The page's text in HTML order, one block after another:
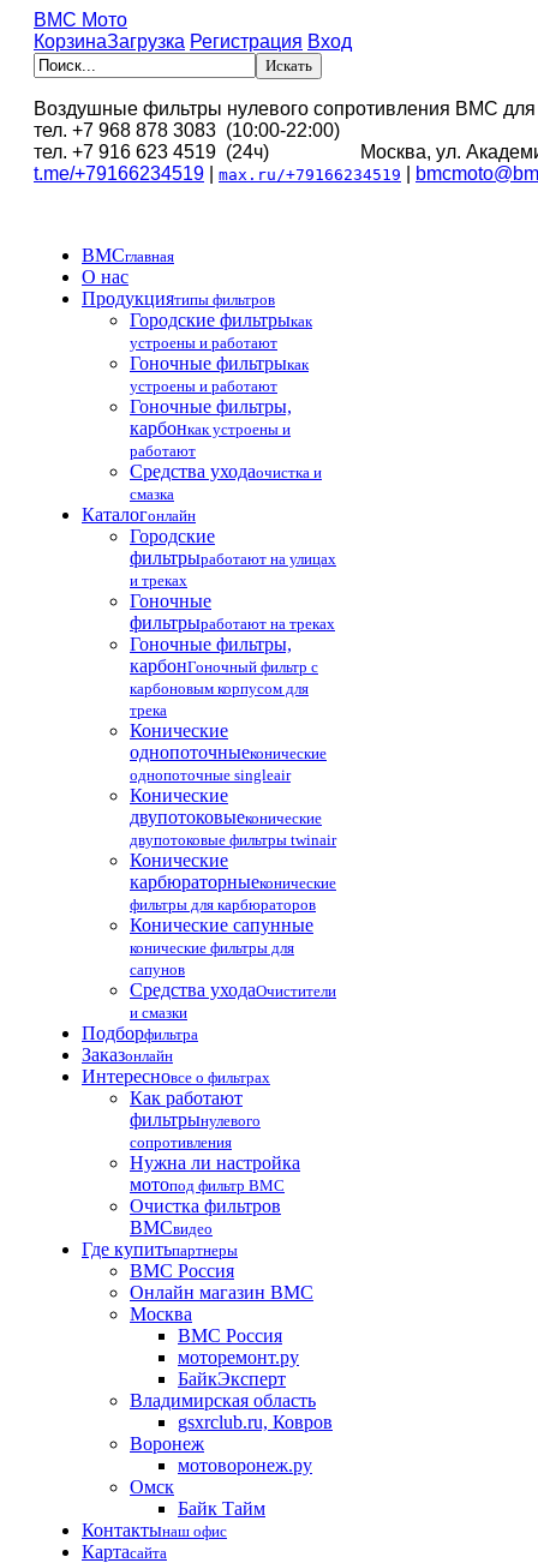
BMC Мото
КорзинаЗагрузка Регистрация Вход
Воздушные фильтры нулевого сопротивления BMC
тел. +7 968 878 3083 (10:00-22:00)
тел. +7 916 623 4519 (24ч) Москва, ул.
t.me/+79166234519
max.ru/+79166234519
BMCглавная
О нас
Продукциятипы фильтров
Городские фильтрыкак
устроены и работают
Гоночные фильтрыкак
устроены и работают
Гоночные фильтры,
карбонкак устроены и
работают
Средства уходаочистка и
смазка
Каталогонлайн
Городские
фильтрыработают на улицах
и треках
Гоночные
фильтрыработают на треках
Гоночные фильтры,
карбонГоночный фильтр с
карбоновым корпусом для
трека
Конические
однопоточныеконические
однопоточные singleair
Конические
двупотоковыеконические
двупотоковые фильтры twinair
Конические
карбюраторныеконические
фильтры для карбюраторов
Конические сапунные
конические фильтры для
сапунов
Средства уходаОчистители
и смазки
Подборфильтра
Заказонлайн
Интересновсе о фильтрах
Как работают
фильтрынулевого
сопротивления
Нужна ли настройка
мотопод фильтр BMC
Очистка фильтров
BMCвидео
Где купитьпартнеры
BMC Россия
Онлайн магазин BMC
Москва
BMC Россия
моторемонт.ру
БайкЭксперт
Владимирская область
gsxrclub.ru, Ковров
Воронеж
мотоворонеж.ру
Омск
Байк Тайм
Контактынаш офис
Картасайта